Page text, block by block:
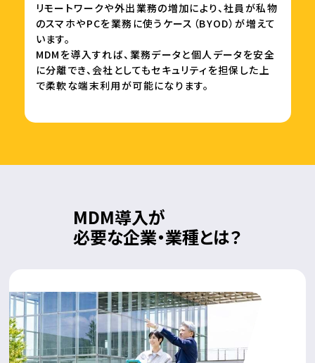
リモートワークや外出業務の増加により、社員が私物
のスマホやPCを業務に使うケース（BYOD）が増えて
います。
MDMを導入すれば、業務データと個人データを安全
に分離でき、会社としてもセキュリティを担保した上
で柔軟な端末利用が可能になります。
MDM導入が
必要な企業・業種とは？